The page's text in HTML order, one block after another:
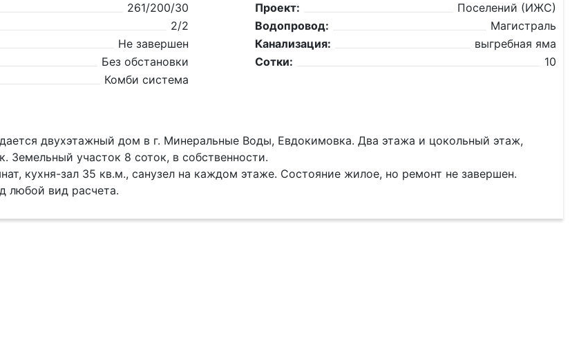
261/200/30
2/2
Не завершен
Без обстановки
Комби система
Проект:
Поселений (ИЖС)
Водопровод:
Магистраль
Канализация:
выгребная яма
Сотки:
10
двухэтажный дом в г. Минеральные Воды, Евдокимовка. Два этажа и цокольный этаж,
Земельный участок 8 соток, в собственности.
кухня-зал 35 кв.м., санузел на каждом этаже. Состояние жилое, но ремонт не завершен.
любой вид расчета.